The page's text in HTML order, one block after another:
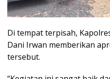
Di tempat terpisah,
Dani Irwan memberikan
tersebut.